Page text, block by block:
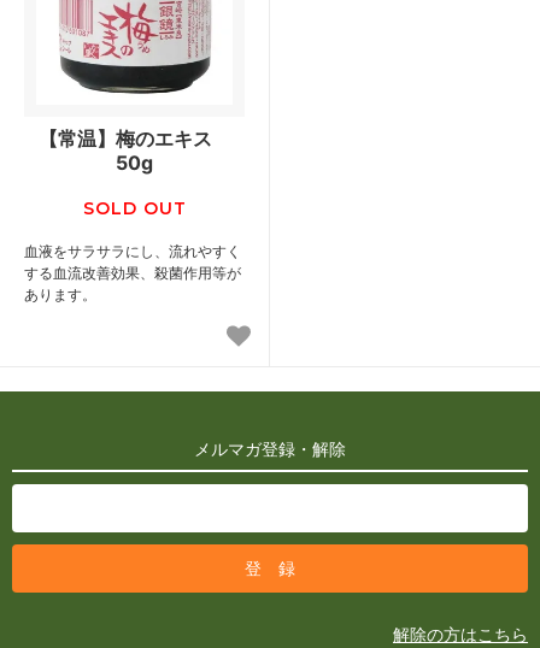
【常温】梅のエキス
50g
SOLD OUT
血液をサラサラにし、流れやすく
する血流改善効果、殺菌作用等が
あります。
メルマガ登録・解除
解除の方はこちら